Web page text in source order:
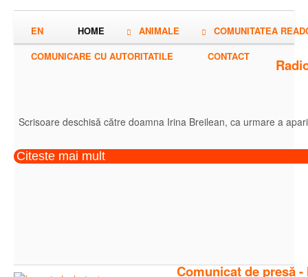
EN HOME ANIMALE
COMUNITATEA
COMUNICARE CU AUTORITATILE
CONTACT
Scrisoare deschisă către doamna Irina Breilean, ca urmare a
Citeste mai mult
Comunicat de presă